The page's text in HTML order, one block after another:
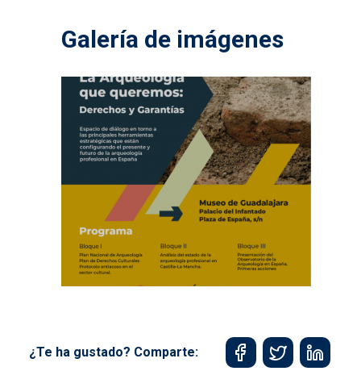
Galería de imágenes
¿Te ha gustado? Comparte: